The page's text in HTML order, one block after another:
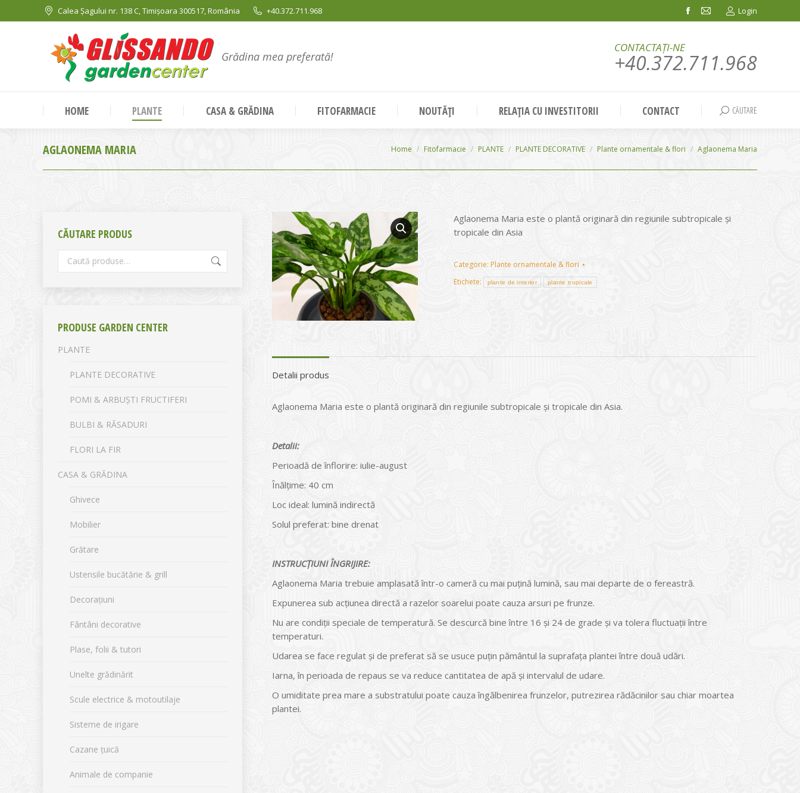
Calea Șagului nr. 138 C, Timișoara 300517, România +40.372.711.968
Facebook
in
window
Mail
in
window
Login
Grădina mea preferată!
CONTACTAȚI-NE
+40.372.711.968
HOME PLANTE CASA & GRĂDINA FITOFARMACIE NOUTĂȚI RELAȚIA CU INVESTITORII CONTACT Search:
CĂUTARE
AGLAONEMA MARIA You are here:
Home Fitofarmacie PLANTE PLANTE DECORATIVE Plante ornamentale & flori Aglaonema Maria
Aglaonema Maria este o plantă originară din regiunile subtropicale şi
tropicale din Asia
Categorie: Plante ornamentale & flori
Etichete:
plante de interior plante tropicale
Detalii produs
Aglaonema Maria este o plantă originară din regiunile subtropicale şi tropicale din Asia.
Detalii:
Perioadă de înflorire: iulie-august
Înălțime: 40 cm
Loc ideal: lumină indirectă
Solul preferat: bine drenat
INSTRUCŢIUNI ÎNGRIJIRE:
Aglaonema Maria trebuie amplasată într-o cameră cu mai puţină lumină, sau mai departe de o fereastră.
Expunerea sub acţiunea directă a razelor soarelui poate cauza arsuri pe frunze.
Nu are condiţii speciale de temperatură. Se descurcă bine între 16 şi 24 de grade şi va tolera fluctuaţii între
temperaturi.
Udarea se face regulat şi de preferat să se usuce puţin pământul la suprafaţa plantei între două udări.
Iarna, în perioada de repaus se va reduce cantitatea de apă şi intervalul de udare.
O umiditate prea mare a substratului poate cauza îngălbenirea frunzelor, putrezirea rădăcinilor sau chiar moartea
plantei.
CĂUTARE PRODUS
PRODUSE GARDEN CENTER
PLANTE
PLANTE DECORATIVE
POMI & ARBUȘTI FRUCTIFERI
BULBI & RĂSADURI
FLORI LA FIR
CASA & GRĂDINA
Ghivece
Mobilier
Grătare
Ustensile bucătărie & grill
Decorațiuni
Fântâni decorative
Plase, folii & tutori
Unelte grădinărit
Scule electrice & motoutilaje
Sisteme de irigare
Cazane țuică
Animale de companie